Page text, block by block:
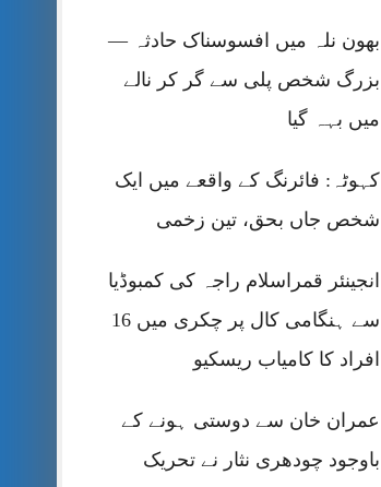
بھون نلہ میں افسوسناک حادثہ —
بزرگ شخص پلی سے گر کر نالے
میں بہہ گیا
کہوٹہ: فائرنگ کے واقعے میں ایک
شخص جاں بحق، تین زخمی
انجینئر قمراسلام راجہ کی کمبوڈیا
سے ہنگامی کال پر چکری میں 16
افراد کا کامیاب ریسکیو
عمران خان سے دوستی ہونے کے
باوجود چودھری نثار نے تحریک